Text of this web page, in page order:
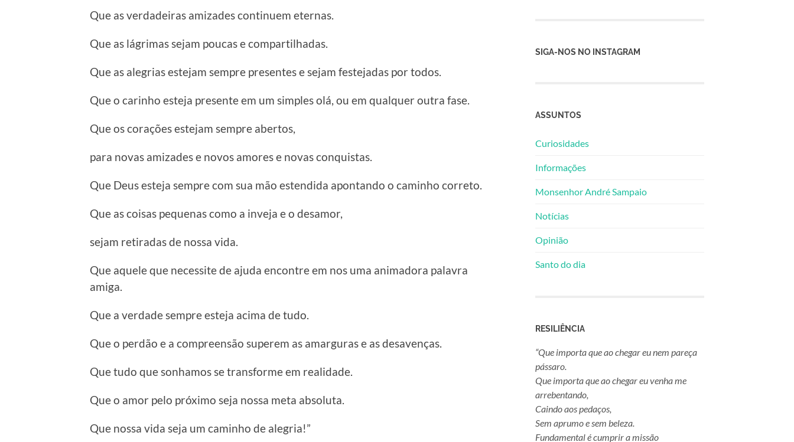
Que as verdadeiras amizades continuem eternas.
Que as lágrimas sejam poucas e compartilhadas.
Que as alegrias estejam sempre presentes e sejam festejadas por todos.
Que o carinho esteja presente em um simples olá, ou em qualquer outra fase.
Que os corações estejam sempre abertos,
para novas amizades e novos amores e novas conquistas.
Que Deus esteja sempre com sua mão estendida apontando o caminho correto.
Que as coisas pequenas como a inveja e o desamor,
sejam retiradas de nossa vida.
Que aquele que necessite de ajuda encontre em nos uma animadora palavra
amiga.
Que a verdade sempre esteja acima de tudo.
Que o perdão e a compreensão superem as amarguras e as desavenças.
Que tudo que sonhamos se transforme em realidade.
Que o amor pelo próximo seja nossa meta absoluta.
Que nossa vida seja um caminho de alegria!”
SIGA-NOS NO INSTAGRAM
ASSUNTOS
Curiosidades
Informações
Monsenhor André Sampaio
Notícias
Opinião
Santo do dia
RESILIÊNCIA
“Que importa que ao chegar eu nem pareça
pássaro.
Que importa que ao chegar eu venha me
arrebentando,
Caindo aos pedaços,
Sem aprumo e sem beleza.
Fundamental é cumprir a missão